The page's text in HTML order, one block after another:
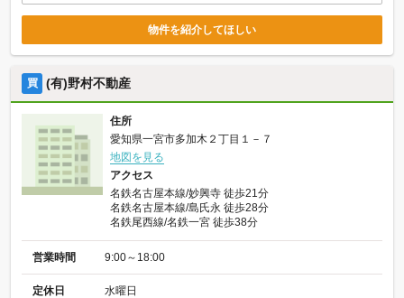
物件を紹介してほしい
買 (有)野村不動産
住所
愛知県一宮市多加木２丁目１－７
地図を見る
アクセス
名鉄名古屋本線/妙興寺 徒歩21分
名鉄名古屋本線/島氏永 徒歩28分
名鉄尾西線/名鉄一宮 徒歩38分
営業時間 9:00～18:00
定休日 水曜日